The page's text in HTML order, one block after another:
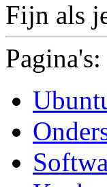
Fijn als